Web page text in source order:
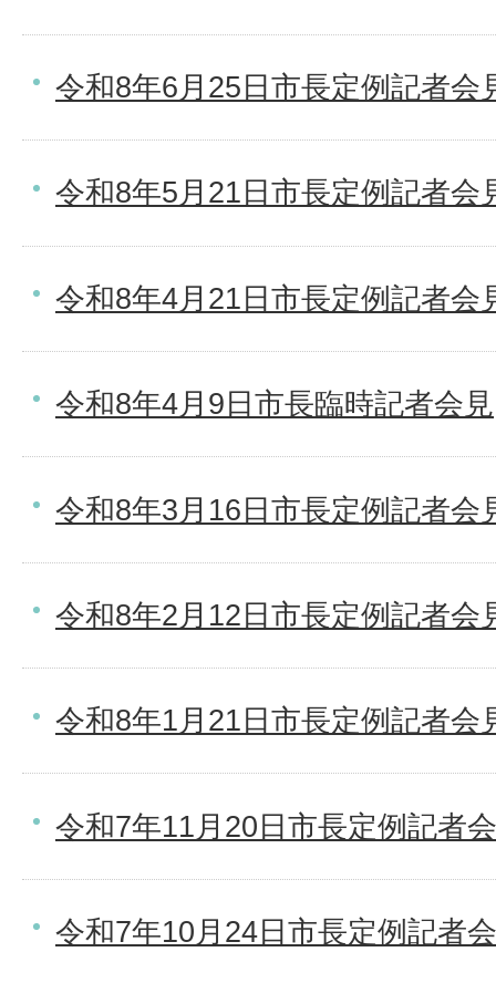
令和8年6月25日市長定例記者会
令和8年5月21日市長定例記者会
令和8年4月21日市長定例記者会
令和8年4月9日市長臨時記者会見
令和8年3月16日市長定例記者会
令和8年2月12日市長定例記者会
令和8年1月21日市長定例記者会
令和7年11月20日市長定例記者
令和7年10月24日市長定例記者